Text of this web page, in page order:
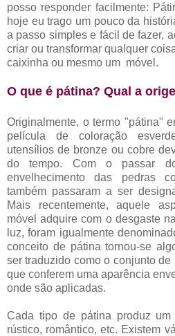
posso responder facilmente:
hoje eu trago um pouco da
a passo simples e fácil de fazer,
criar ou transformar qualquer
caixinha ou mesmo um móvel.
O que é pátina? Qual a
Originalmente, o termo "pátina"
película de coloração
utensílios de bronze ou cobre
do tempo. Com o passar
envelhecimento das pedras
também passaram a ser
Mais recentemente, aquele
móvel adquire com o desgaste
luz, foram igualmente
conceito de pátina tornou-se
ser traduzido como o conjunto
que conferem uma aparência
onde são aplicadas.
Cada tipo de pátina produz um
rústico, romântico, etc. Existem